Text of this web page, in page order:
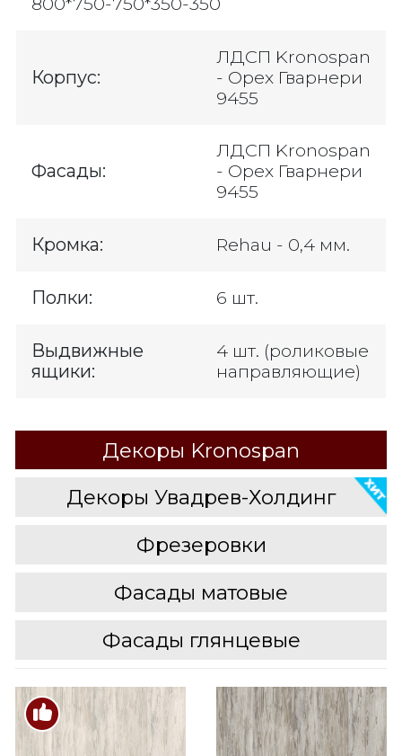
Корпус:
ЛДСП Kronospan
- Орех Гварнери
9455
Фасады:
ЛДСП Kronospan
- Орех Гварнери
9455
Кромка: Rehau - 0,4 мм.
Полки: 6 шт.
Выдвижные
ящики:
4 шт. (роликовые
направляющие)
Декоры Kronospan
Декоры Увадрев-Холдинг
Фрезеровки
Фасады матовые
Фасады глянцевые